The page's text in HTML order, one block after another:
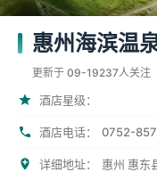
惠州海滨温
更新于 09-19237人关注
酒店星级：
酒店电话： 0752-
详细地址： 惠州 惠东